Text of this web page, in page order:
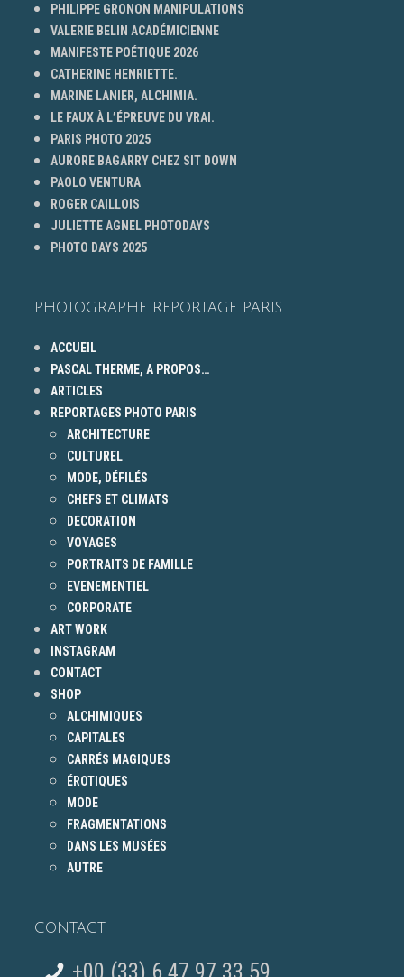
PHILIPPE GRONON MANIPULATIONS
VALERIE BELIN ACADÉMICIENNE
MANIFESTE POÉTIQUE 2026
CATHERINE HENRIETTE.
MARINE LANIER, ALCHIMIA.
LE FAUX À L’ÉPREUVE DU VRAI.
PARIS PHOTO 2025
AURORE BAGARRY CHEZ SIT DOWN
PAOLO VENTURA
ROGER CAILLOIS
JULIETTE AGNEL PHOTODAYS
PHOTO DAYS 2025
PHOTOGRAPHE REPORTAGE PARIS
ACCUEIL
PASCAL THERME, A PROPOS…
ARTICLES
REPORTAGES PHOTO PARIS
ARCHITECTURE
CULTUREL
MODE, DÉFILÉS
CHEFS ET CLIMATS
DECORATION
VOYAGES
PORTRAITS DE FAMILLE
EVENEMENTIEL
CORPORATE
ART WORK
INSTAGRAM
CONTACT
SHOP
ALCHIMIQUES
CAPITALES
CARRÉS MAGIQUES
ÉROTIQUES
MODE
FRAGMENTATIONS
DANS LES MUSÉES
AUTRE
CONTACT